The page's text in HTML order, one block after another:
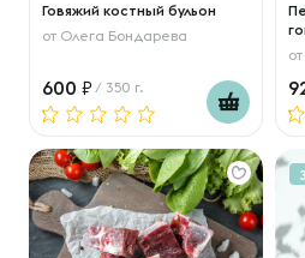
Говяжий костный бульон
от Олега Бондарева
600 / 350 г.
от